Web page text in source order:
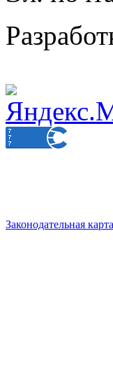
Законодательная карта